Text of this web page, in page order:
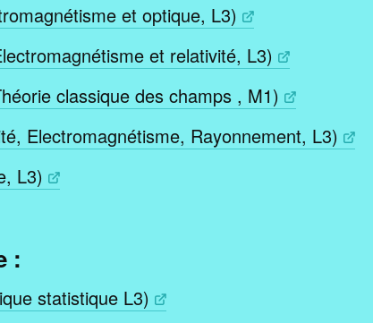
et optique, L3)
et relativité, L3)
classique des champs , M1)
Electromagnétisme, Rayonnement, L3)
L3)
:
statistique L3)